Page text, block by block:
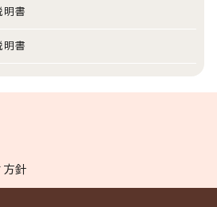
明書
明書
方針